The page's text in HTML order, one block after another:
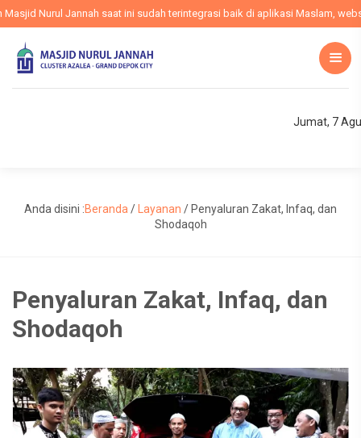
Nurul Jannah saat ini sudah terintegrasi baik di aplikasi Maslam,
Jumat, 7
Anda disini :Beranda / Layanan / Penyaluran Zakat, Infaq, dan
Shodaqoh
Penyaluran Zakat, Infaq, dan
Shodaqoh